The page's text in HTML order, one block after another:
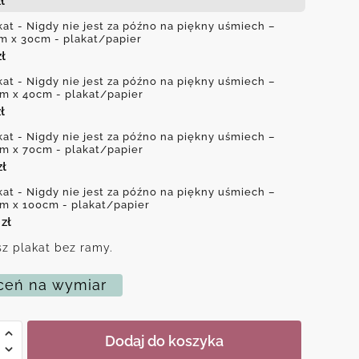
- Nigdy nie jest za późno na piękny uśmiech –
x 30cm - plakat/papier
- Nigdy nie jest za późno na piękny uśmiech –
x 40cm - plakat/papier
- Nigdy nie jest za późno na piękny uśmiech –
x 70cm - plakat/papier
- Nigdy nie jest za późno na piękny uśmiech –
x 100cm - plakat/papier
zł
plakat bez ramy.
na wymiar
Dodaj do koszyka